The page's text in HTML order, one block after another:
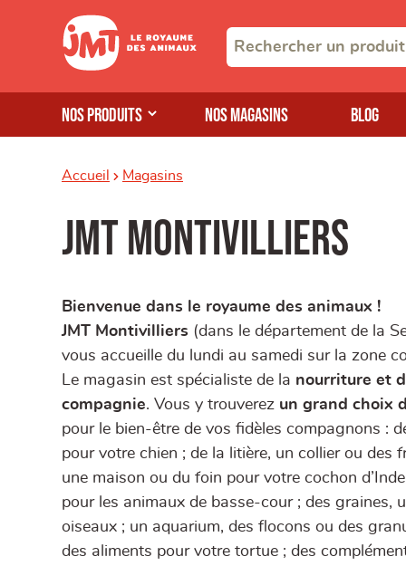
Nos produits Nos magasins Blog
Accueil Magasins
JMT Montivilliers
Bienvenue dans le royaume des animaux !
JMT Montivilliers (dans le département de la
vous accueille du lundi au samedi sur la zone
Le magasin est spécialiste de la nourriture et
compagnie. Vous y trouverez un grand choix
pour le bien-être de vos fidèles compagnons :
pour votre chien ; de la litière, un collier ou des
une maison ou du foin pour votre cochon
pour les animaux de basse-cour ; des graines,
oiseaux ; un aquarium, des flocons ou des
des aliments pour votre tortue ; des